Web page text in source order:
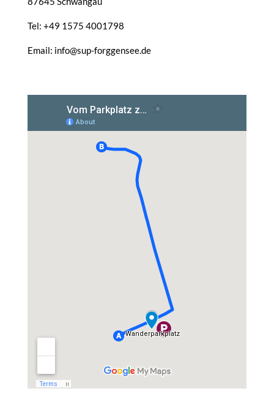
Tel: +49 1575 4001798
Email: info@sup-forggensee.de